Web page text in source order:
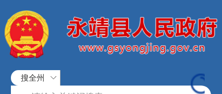
搜全州